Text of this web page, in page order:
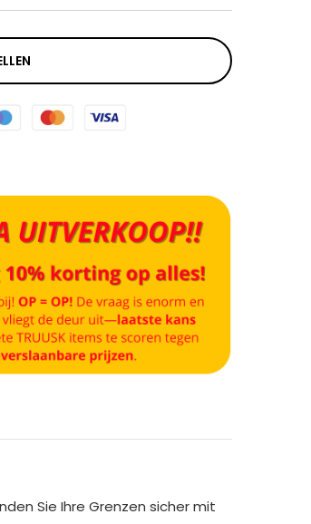
Sie Ihre Grenzen sicher mit